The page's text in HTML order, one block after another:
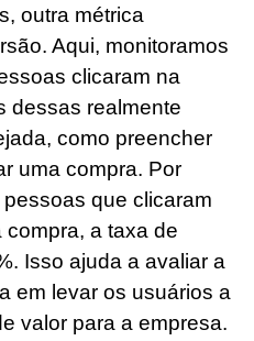
outra métrica
Aqui, monitoramos
clicaram na
dessas realmente
como preencher
uma compra. Por
que clicaram
compra, a taxa de
Isso ajuda a avaliar a
em levar os usuários a
valor para a empresa.